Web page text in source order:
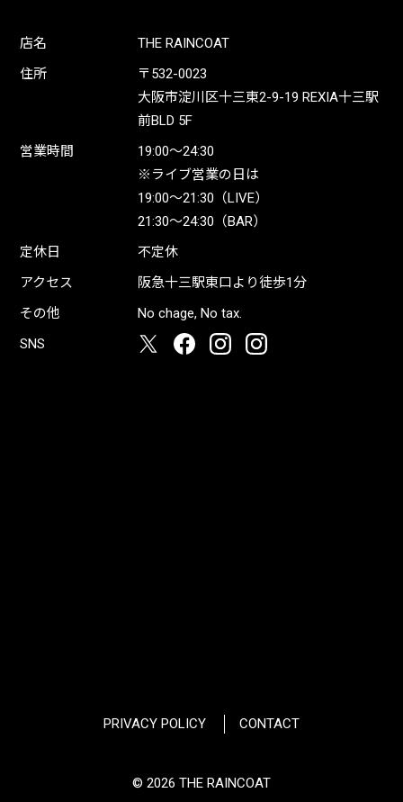
店名
THE RAINCOAT
住所
〒532-0023
大阪市淀川区十三東2-9-19 REXIA十三駅
前BLD 5F
営業時間
19:00〜24:30
※ライブ営業の日は
19:00〜21:30（LIVE）
21:30〜24:30（BAR）
定休日
不定休
アクセス
阪急十三駅東口より徒歩1分
その他
No chage, No tax.
SNS
PRIVACY POLICY CONTACT
© 2026 THE RAINCOAT